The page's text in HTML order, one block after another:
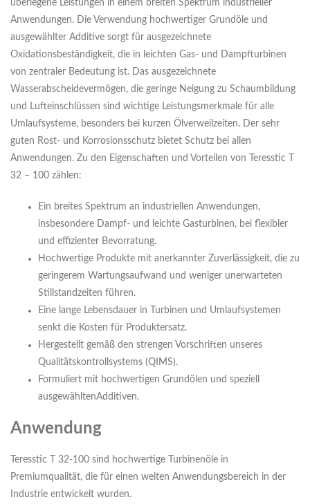
überlegene Leistungen in einem breiten Spektrum industrieller
Anwendungen. Die Verwendung hochwertiger Grundöle und
ausgewählter Additive sorgt für ausgezeichnete
Oxidationsbeständigkeit, die in leichten Gas- und Dampfturbinen
von zentraler Bedeutung ist. Das ausgezeichnete
Wasserabscheidevermögen, die geringe Neigung zu Schaumbildung
und Lufteinschlüssen sind wichtige Leistungsmerkmale für alle
Umlaufsysteme, besonders bei kurzen Ölverweilzeiten. Der sehr
guten Rost- und Korrosionsschutz bietet Schutz bei allen
Anwendungen. Zu den Eigenschaften und Vorteilen von Teresstic T
32 – 100 zählen:
Ein breites Spektrum an industriellen Anwendungen,
insbesondere Dampf- und leichte Gasturbinen, bei flexibler
und effizienter Bevorratung.
Hochwertige Produkte mit anerkannter Zuverlässigkeit, die zu
geringerem Wartungsaufwand und weniger unerwarteten
Stillstandzeiten führen.
Eine lange Lebensdauer in Turbinen und Umlaufsystemen
senkt die Kosten für Produktersatz.
Hergestellt gemäß den strengen Vorschriften unseres
Qualitätskontrollsystems (QIMS).
Formuliert mit hochwertigen Grundölen und speziell
ausgewähltenAdditiven.
Anwendung
Teresstic T 32-100 sind hochwertige Turbinenöle in
Premiumqualität, die für einen weiten Anwendungsbereich in der
Industrie entwickelt wurden.